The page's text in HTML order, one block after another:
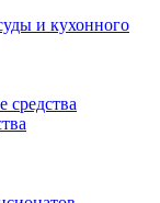
и кухонного
средства